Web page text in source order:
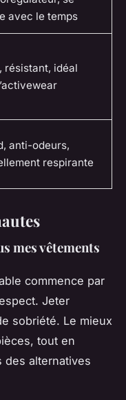
avec le temps
résistant, idéal
anti-odeurs,
respirante
mes vêtements
commence par
Jeter
sobriété. Le mieux
tout en
des alternatives